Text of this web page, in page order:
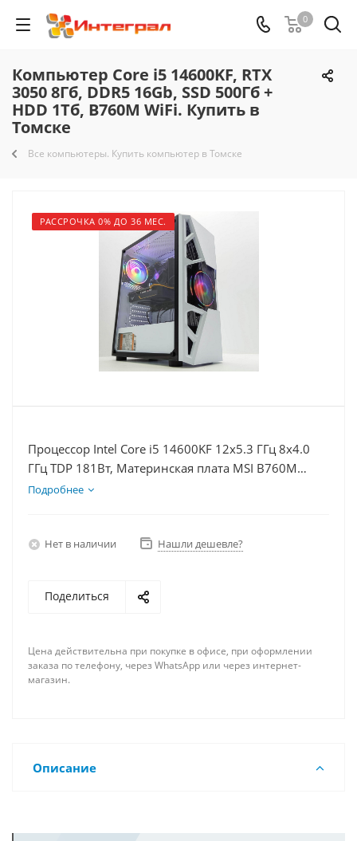
0
Компьютер Core i5 14600KF, RTX
3050 8Гб, DDR5 16Gb, SSD 500Гб +
HDD 1Тб, B760M WiFi. Купить в
Томске
Все компьютеры. Купить компьютер в Томске
РАССРОЧКА 0% ДО 36 МЕС.
Процессор Intel Core i5 14600KF 12x5.3 ГГц 8x4.0
ГГц TDP 181Вт, Материнская плата MSI B760M
BOMBER WIFI D5, Видеокарта RTX 3050 8Гб, Память
Подробнее
Нет в наличии Нашли дешевле?
Поделиться
Цена действительна при покупке в офисе, при оформлении
заказа по телефону, через WhatsApp или через интернет-
магазин.
Описание